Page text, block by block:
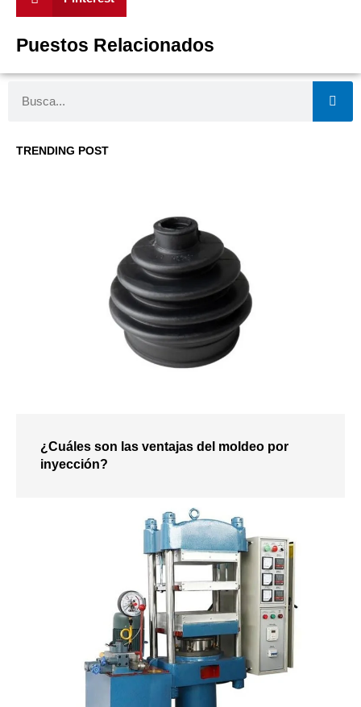
Puestos Relacionados
TRENDING POST
¿Cuáles son las ventajas del moldeo por
inyección?